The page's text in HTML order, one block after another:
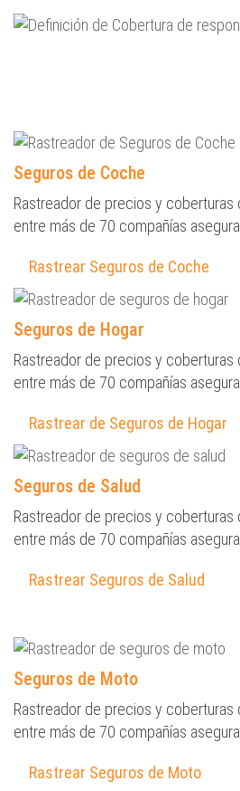
Seguros de Coche
Rastreador de precios y
entre más de 70 compañías
Rastrear Seguros de Coche
Seguros de Hogar
Rastreador de precios y coberturas
entre más de 70 compañías
Rastrear de Seguros de Hogar
Seguros de Salud
Rastreador de precios y coberturas
entre más de 70 compañías
Rastrear Seguros de Salud
Seguros de Moto
Rastreador de precios y
entre más de 70 compañías
Rastrear Seguros de Moto